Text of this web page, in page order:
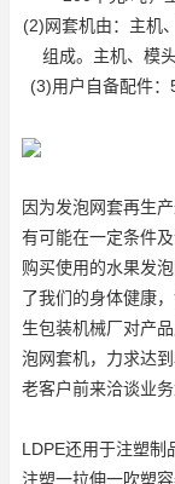
(2)网套机由：主机
组成。主机、模
(3)用户自备配件
因为发泡网套再生
有可能在一定条件
购买使用的水果发
了我们的身体健康
生包装机械厂对产
泡网套机，力求达
老客户前来洽谈业务
LDPE还用于注塑制
注塑一拉伸一吹塑